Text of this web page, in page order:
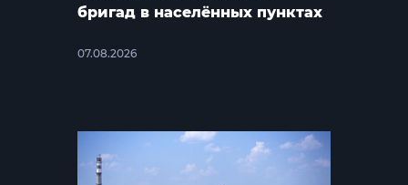
бригад в населённых пунктах
07.08.2026